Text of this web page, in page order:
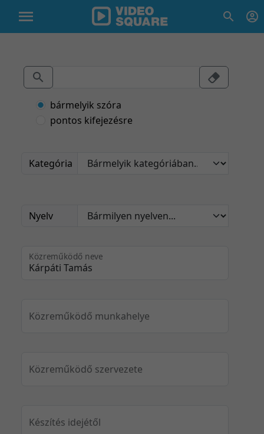
bármelyik szóra
pontos kifejezésre
Kategória
Nyelv
Közreműködő neve
Közreműködő munkahelye
Közreműködő szervezete
Készítés idejétől